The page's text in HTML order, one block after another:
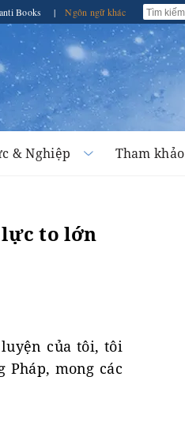
Books | Ngôn ngữ khác
& Nghiệp Tham khảo
lực to lớn
của tôi, tôi
Pháp, mong các